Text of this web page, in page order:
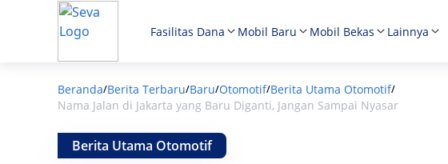
Fasilitas Dana Mobil Baru Mobil Bekas Lainnya
Beranda/Berita Terbaru/Baru/Otomotif/Berita Utama Otomotif/
Nama Jalan di Jakarta yang Baru Diganti, Jangan Sampai Nyasar
Berita Utama Otomotif